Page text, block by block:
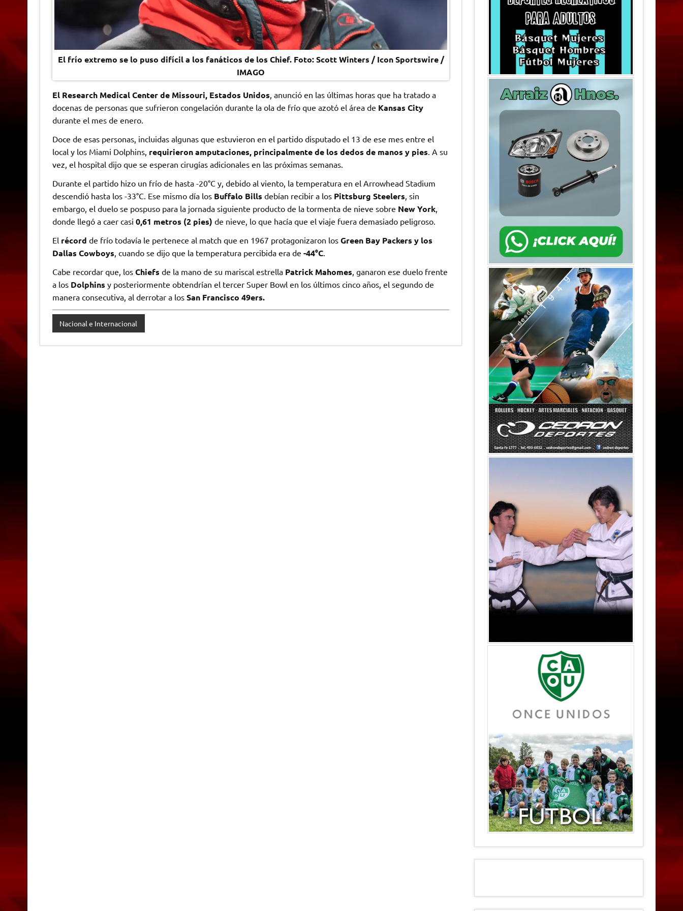
El frío extremo se lo puso difícil a los fanáticos de los Chief. Foto: Scott Winters / Icon Sportswire /
IMAGO
El Research Medical Center de Missouri, Estados Unidos, anunció en las últimas horas que ha tratado a
docenas de personas que sufrieron congelación durante la ola de frío que azotó el área de Kansas City
durante el mes de enero.
Doce de esas personas, incluidas algunas que estuvieron en el partido disputado el 13 de ese mes entre el
local y los Miami Dolphins, requirieron amputaciones, principalmente de los dedos de manos y pies. A su
vez, el hospital dijo que se esperan cirugías adicionales en las próximas semanas.
Durante el partido hizo un frío de hasta -20°C y, debido al viento, la temperatura en el Arrowhead Stadium
descendió hasta los -33°C. Ese mismo día los Buffalo Bills debían recibir a los Pittsburg Steelers, sin
embargo, el duelo se pospuso para la jornada siguiente producto de la tormenta de nieve sobre New York,
donde llegó a caer casi 0,61 metros (2 pies) de nieve, lo que hacía que el viaje fuera demasiado peligroso.
El récord de frío todavía le pertenece al match que en 1967 protagonizaron los Green Bay Packers y los
Dallas Cowboys, cuando se dijo que la temperatura percibida era de -44°C.
Cabe recordar que, los Chiefs de la mano de su mariscal estrella Patrick Mahomes, ganaron ese duelo frente
a los Dolphins y posteriormente obtendrían el tercer Super Bowl en los últimos cinco años, el segundo de
manera consecutiva, al derrotar a losSan Francisco 49ers.
Nacional e Internacional